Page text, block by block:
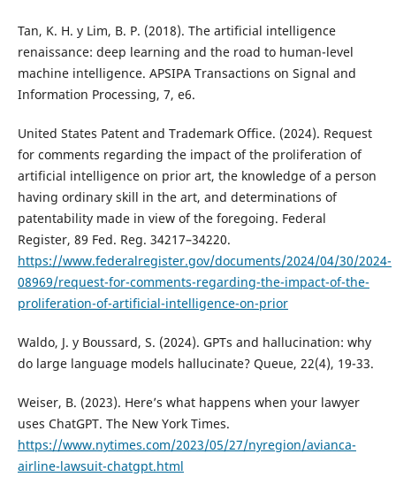
Tan, K. H. y Lim, B. P. (2018). The artificial intelligence
renaissance: deep learning and the road to human-level
machine intelligence. APSIPA Transactions on Signal and
Information Processing, 7, e6.
United States Patent and Trademark Office. (2024). Request
for comments regarding the impact of the proliferation of
artificial intelligence on prior art, the knowledge of a person
having ordinary skill in the art, and determinations of
patentability made in view of the foregoing. Federal
Register, 89 Fed. Reg. 34217–34220.
https://www.federalregister.gov/documents/2024/04/30/2024-
08969/request-for-comments-regarding-the-impact-of-the-
proliferation-of-artificial-intelligence-on-prior
Waldo, J. y Boussard, S. (2024). GPTs and hallucination: why
do large language models hallucinate? Queue, 22(4), 19-33.
Weiser, B. (2023). Here’s what happens when your lawyer
uses ChatGPT. The New York Times.
https://www.nytimes.com/2023/05/27/nyregion/avianca-
airline-lawsuit-chatgpt.html